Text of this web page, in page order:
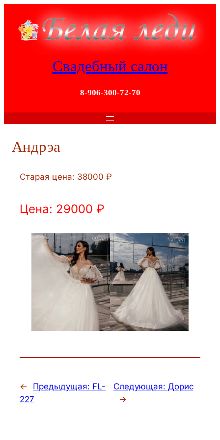
содержимому
Свадебный салон
8-906-300-72-70
Андрэа
Старая цена: 38000 ₽
Цена: 29000 ₽
← Предыдущая: FL-
227
Следующая: Дорис
→